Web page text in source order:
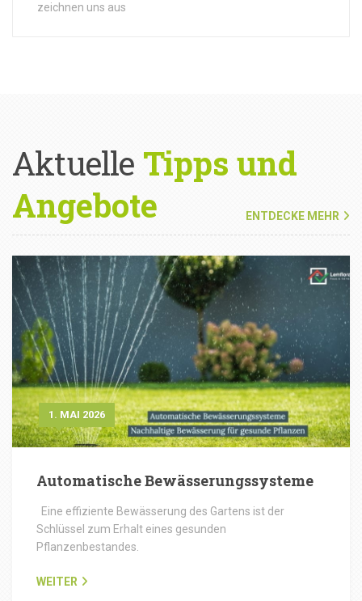
zeichnen uns aus
Aktuelle Tipps und
Angebote
ENTDECKE MEHR
1. MAI 2026
Automatische Bewässerungssysteme
Eine effiziente Bewässerung des Gartens ist der
Schlüssel zum Erhalt eines gesunden
Pflanzenbestandes.
WEITER